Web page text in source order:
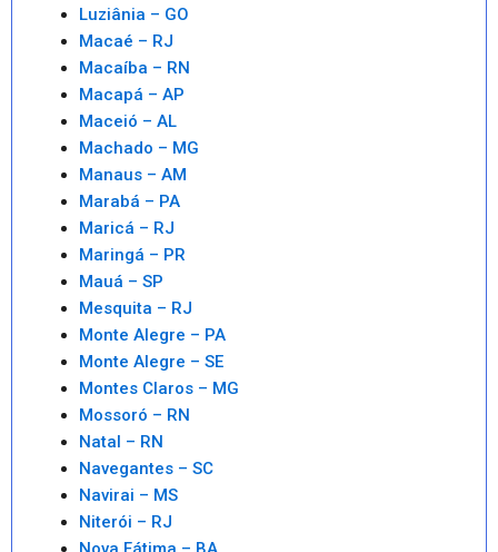
Luziânia – GO
Macaé – RJ
Macaíba – RN
Macapá – AP
Maceió – AL
Machado – MG
Manaus – AM
Marabá – PA
Maricá – RJ
Maringá – PR
Mauá – SP
Mesquita – RJ
Monte Alegre – PA
Monte Alegre – SE
Montes Claros – MG
Mossoró – RN
Natal – RN
Navegantes – SC
Navirai – MS
Niterói – RJ